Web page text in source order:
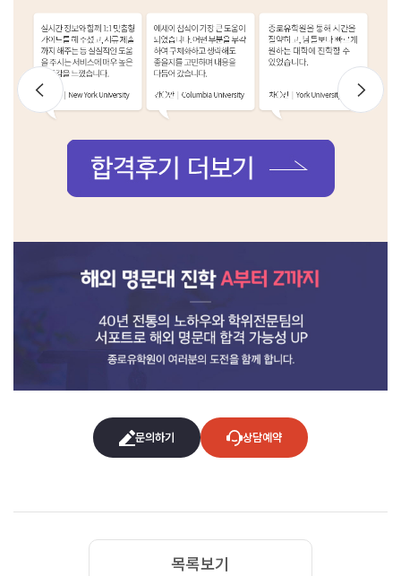
문의하기 상담예약
목록보기